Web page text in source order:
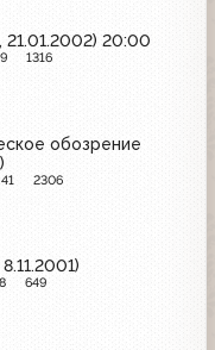
20:00
1316
обозрение
2306
649